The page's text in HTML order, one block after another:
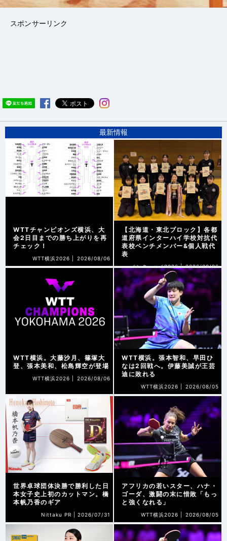
スポンサーリンク
最新情報
WTTチャンピオンズ横浜、大
会2日目までの勝ち上がりを再
チェック！
WTT横浜2026 | 2026/08/06
【北海道・東北ブロック】各都
道府県インターハイ学校対抗代
表校ベンチメンバー&個人戦代
表
インターハイ2026 | 2026/08/06
WTT横浜。大藤沙月、篠塚大
登、張本美和、松島輝空が登場
WTT横浜2026 | 2026/08/06
WTT横浜。張本智和、早田ひ
なは2回戦へ。伊藤美誠が王芸
迪に敗れる
WTT横浜2026 | 2026/08/05
世界卓球団体決勝で勝利した日
本女子史上初のカットマン。橋
本帆乃香のギア
Nittaku PR | 2026/07/31
アフリカの若いスター、ハナ・
ゴーダ、激闘の末に惜敗「もっ
と強くなれる」
WTT横浜2026 | 2026/08/05